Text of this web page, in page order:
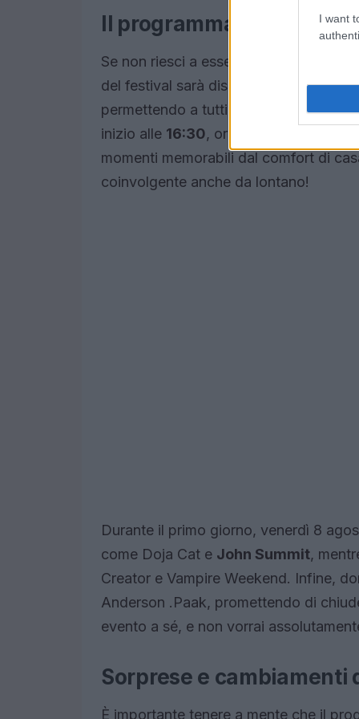
I want
Il programma della
Se non riesci a essere presente
del festival sarà disponibile su Prime
permettendo a tutti di godere delle
inizio alle 16:30, ora orientale, e sarà
momenti memorabili dal comfort di
coinvolgente anche da lontano!
Durante il primo giorno, venerdì 8
come Doja Cat e John Summit,
Creator e Vampire Weekend. Infine,
Anderson .Paak, promettendo di
evento a sé, e non vorrai
Sorprese e cambiamenti
È importante tenere a mente che il